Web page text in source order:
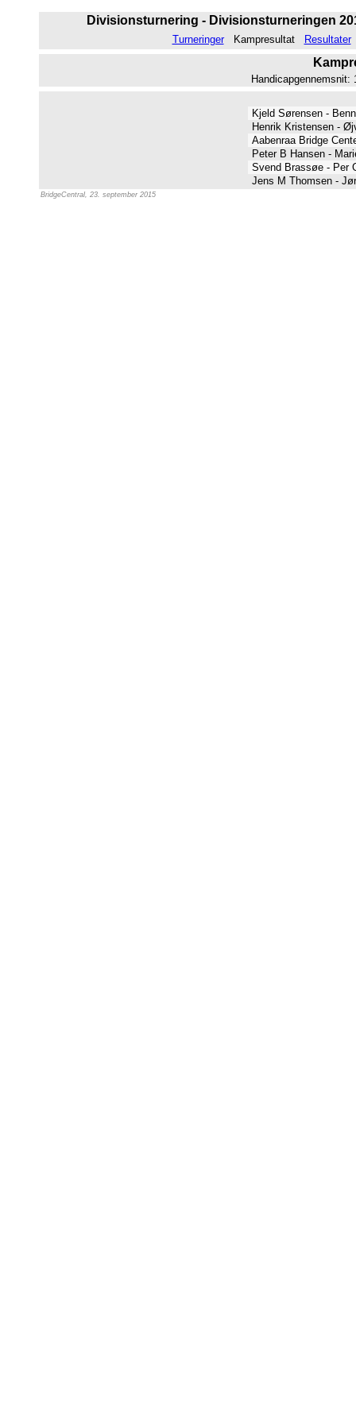
Divisionsturnering - Divisionsturneringen
Turneringer Kampresultat Resultater
Handicapgennemsnit:
Kjeld Sørensen -
Henrik Kristensen -
Aabenraa Bridge
Peter B Hansen -
Svend Brassøe - Per
Jens M Thomsen -
BridgeCentral, 23. september 2015